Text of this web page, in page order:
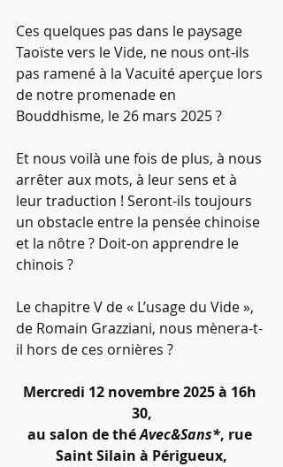
Ces quelques pas dans le paysage
Taoïste vers le Vide, ne nous ont-ils
pas ramené à la Vacuité aperçue lors
de notre promenade en
Bouddhisme, le 26 mars 2025 ?
Et nous voilà une fois de plus, à nous
arrêter aux mots, à leur sens et à
leur traduction ! Seront-ils toujours
un obstacle entre la pensée chinoise
et la nôtre ? Doit-on apprendre le
chinois ?
Le chapitre V de « L’usage du Vide »,
de Romain Grazziani, nous mènera-t-
il hors de ces ornières ?
Mercredi 12 novembre 2025 à 16h
30,
au salon de thé Avec&Sans*, rue
Saint Silain à Périgueux,